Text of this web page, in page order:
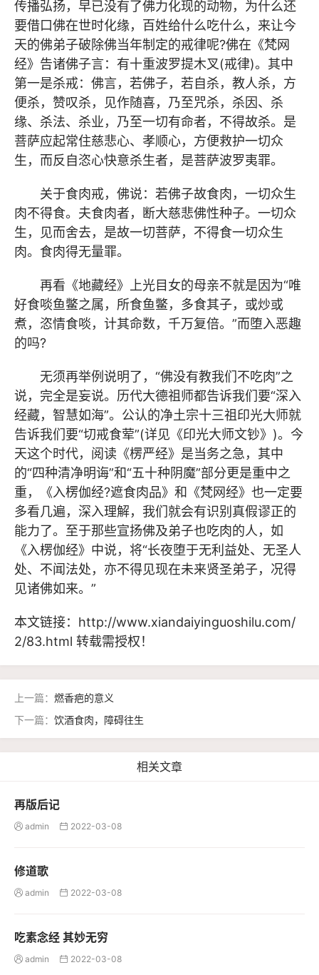
传播弘扬，早已没有了佛力化现的动物，为什么还
要借口佛在世时化缘，百姓给什么吃什么，来让今
天的佛弟子破除佛当年制定的戒律呢?佛在《梵网
经》告诸佛子言：有十重波罗提木叉(戒律)。其中
第一是杀戒：佛言，若佛子，若自杀，教人杀，方
便杀，赞叹杀，见作随喜，乃至咒杀，杀因、杀
缘、杀法、杀业，乃至一切有命者，不得故杀。是
菩萨应起常住慈悲心、孝顺心，方便救护一切众
生，而反自恣心快意杀生者，是菩萨波罗夷罪。
关于食肉戒，佛说：若佛子故食肉，一切众生
肉不得食。夫食肉者，断大慈悲佛性种子。一切众
生，见而舍去，是故一切菩萨，不得食一切众生
肉。食肉得无量罪。
再看《地藏经》上光目女的母亲不就是因为“唯
好食啖鱼鳖之属，所食鱼鳖，多食其子，或炒或
煮，恣情食啖，计其命数，千万复倍。”而堕入恶趣
的吗?
无须再举例说明了，“佛没有教我们不吃肉”之
说，完全是妄说。历代大德祖师都告诉我们要“深入
经藏，智慧如海”。公认的净土宗十三祖印光大师就
告诉我们要“切戒食荤”(详见《印光大师文钞》)。今
天这个时代，阅读《楞严经》是当务之急，其中
的“四种清净明诲”和“五十种阴魔”部分更是重中之
重，《入楞伽经?遮食肉品》和《梵网经》也一定要
多看几遍，深入理解，我们就会有识别真假谬正的
能力了。至于那些宣扬佛及弟子也吃肉的人，如
《入楞伽经》中说，将“长夜堕于无利益处、无圣人
处、不闻法处，亦不得见现在未来贤圣弟子，况得
见诸佛如来。”
本文链接： http://www.xiandaiyinguoshilu.com/
2/83.html 转载需授权！
上一篇： 燃香疤的意义
下一篇： 饮酒食肉，障碍往生
相关文章
再版后记
 admin  2022-03-08
修道歌
 admin  2022-03-08
吃素念经 其妙无穷
 admin  2022-03-08